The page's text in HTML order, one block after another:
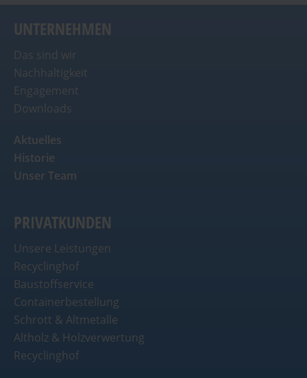
UNTERNEHMEN
Das sind wir
Nachhaltigkeit
Engagement
Downloads
Aktuelles
Historie
Unser Team
PRIVATKUNDEN
Unsere Leistungen
Recyclinghof
Baustoffservice
Containerbestellung
Schrott & Altmetalle
Altholz & Holzverwertung
Recyclinghof